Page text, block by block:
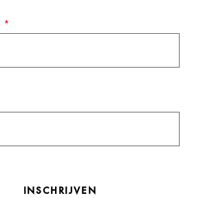
INSCHRIJVEN